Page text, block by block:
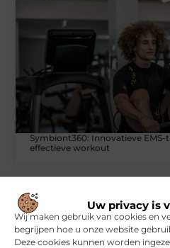
Uw privacy is
Wij maken gebruik van cookies en
begrijpen hoe u onze website
Deze cookies kunnen worden
Symbiont360: Innovatieve
effectieve workout